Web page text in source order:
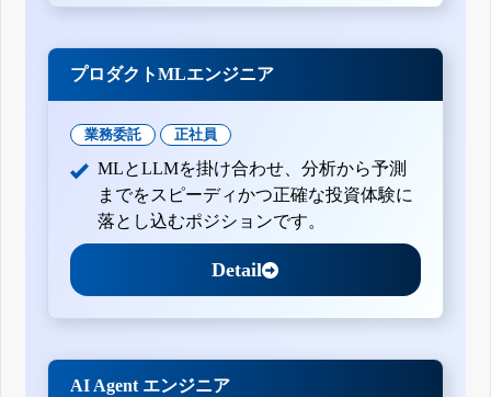
プロダクトMLエンジニア
業務委託 正社員
MLとLLMを掛け合わせ、分析から予測
までをスピーディかつ正確な投資体験に
落とし込むポジションです。
Detail
AI Agent エンジニア